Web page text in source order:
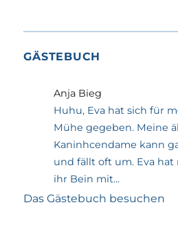
GÄSTEBUCH
Anja Bieg
Huhu, Eva hat sich für
Mühe gegeben. Meine
Kaninhcendame kann
und fällt oft um. Eva
ihr Bein mit...
Das Gästebuch besuchen